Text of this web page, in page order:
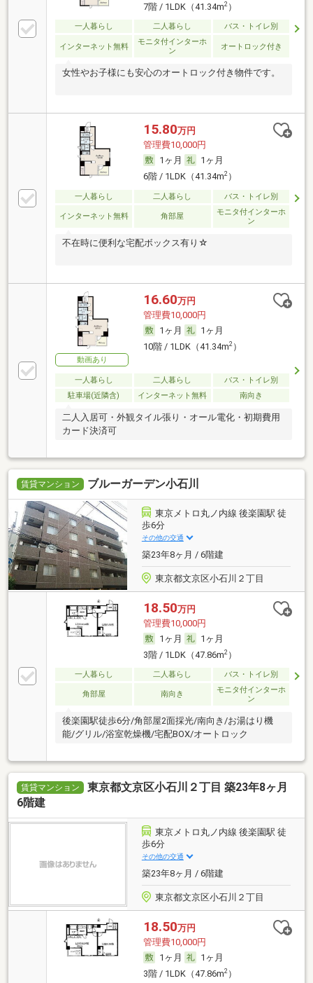
7階 / 1LDK（41.34m2）
一人暮らし 二人暮らし バス・トイレ別
インターネット無料
モニタ付インターホ
ン
オートロック付き
女性やお子様にも安心のオートロック付き物件です。
15.80万円
管理費10,000円
1ヶ月
1ヶ月
6階 / 1LDK（41.34m2）
一人暮らし 二人暮らし バス・トイレ別
インターネット無料 角部屋
モニタ付インターホ
ン
不在時に便利な宅配ボックス有り☆
動画あり
16.60万円
管理費10,000円
1ヶ月
1ヶ月
10階 / 1LDK（41.34m2）
一人暮らし 二人暮らし
バス・トイレ別
駐車場(近隣含)
インターネット無料 南向き
二人入居可・外観タイル張り・オール電化・初期費用
カード決済可
賃貸マンション ブルーガーデン小石川
東京メトロ丸ノ内線 後楽園駅 徒
歩6分
その他の交通
築23年8ヶ月 / 6階建
東京都文京区小石川２丁目
18.50万円
管理費10,000円
1ヶ月
1ヶ月
3階 / 1LDK（47.86m2）
一人暮らし 二人暮らし バス・トイレ別
角部屋 南向き
モニタ付インターホ
ン
後楽園駅徒歩6分/角部屋2面採光/南向き/お湯はり機
能/グリル/浴室乾燥機/宅配BOX/オートロック
賃貸マンション
東京都文京区小石川２丁目 築23年8ヶ月
6階建
東京メトロ丸ノ内線 後楽園駅 徒
歩6分
その他の交通
築23年8ヶ月 / 6階建
東京都文京区小石川２丁目
18.50万円
管理費10,000円
1ヶ月
1ヶ月
3階 / 1LDK（47.86m2）